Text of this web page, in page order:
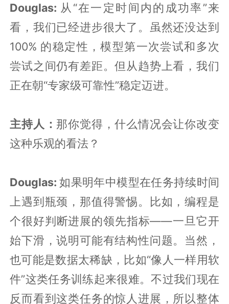
Douglas: 从“在一定时间内的成功率”来
看，我们已经进步很大了。虽然还没达到
100% 的稳定性，模型第一次尝试和多次
尝试之间仍有差距。但从趋势上看，我们
正在朝“专家级可靠性”稳定迈进。
主持人： 那你觉得，什么情况会让你改变
这种乐观的看法？
Douglas:如果明年中模型在任务持续时间
上遇到瓶颈，那值得警惕。比如，编程是
个很好判断进展的领先指标——一旦它开
始下滑，说明可能有结构性问题。当然，
也可能是数据太稀缺，比如“像人一样用软
件”这类任务训练起来很难。不过我们现在
反而看到这类任务的惊人进展，所以整体